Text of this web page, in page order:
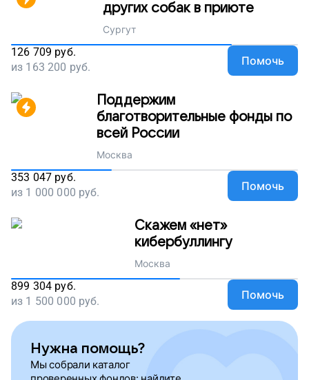
других собак в приюте
Сургут
126 709 руб.
из 163 200 руб. Помочь
Поддержим
благотворительные фонды по
всей России
Москва
353 047 руб.
из 1 000 000 руб. Помочь
Скажем «нет»
кибербуллингу
Москва
899 304 руб.
из 1 500 000 руб. Помочь
Нужна помощь?
Мы собрали каталог